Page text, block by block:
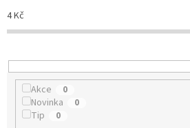
p
r
o
u
4Kč
Akce 0
Novinka 0
Tip 0